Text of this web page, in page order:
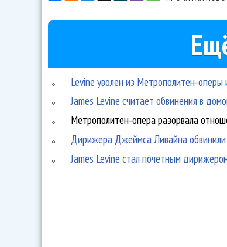
Levine уволен из Метрополитен-оперы
James Levine считает обвинения в
Метрополитен-опера разорвала
Дирижера Джеймса Ливайна обвинили
James Levine стал почетным